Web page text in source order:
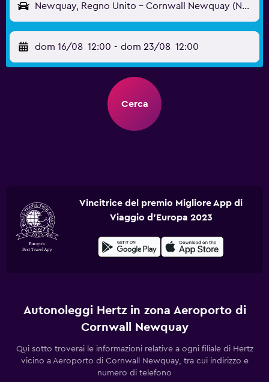
Newquay, Regno Unito - Cornwall Newquay (NQY)
dom 16/08 12:00 - dom 23/08 12:00
Cerca
Vincitrice del premio Migliore App di
Viaggio d'Europa 2023
Autonoleggi Hertz in zona Aeroporto di
Cornwall Newquay
Qui sotto troverai le informazioni relative a ogni filiale di Hertz
vicino a Aeroporto di Cornwall Newquay, tra cui indirizzo e
numero di telefono